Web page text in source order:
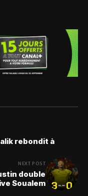
rebondit à
NEXT POST
double
Soualem